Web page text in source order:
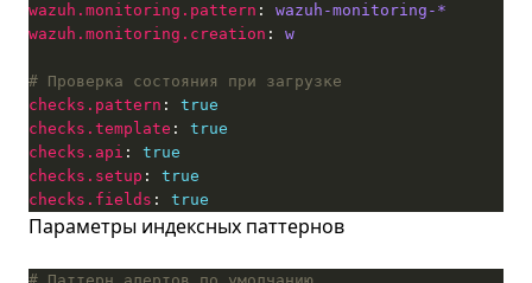
wazuh.monitoring.pattern : wazuh-monitoring-*
wazuh.monitoring.creation : w
# Проверка состояния при загрузке
checks.pattern : true
checks.template : true
checks.api : true
checks.setup : true
checks.fields : true
Параметры индексных паттернов